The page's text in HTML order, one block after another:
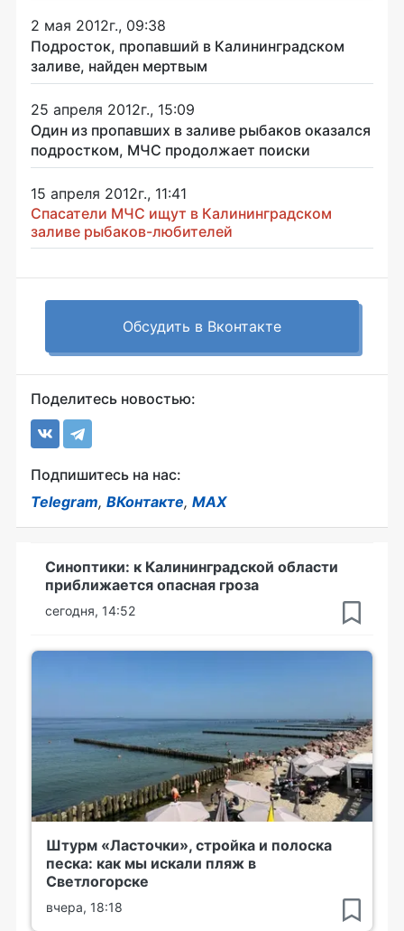
2 мая 2012г., 09:38
Подросток, пропавший в Калининградском
заливе, найден мертвым
25 апреля 2012г., 15:09
Один из пропавших в заливе рыбаков оказался
подростком, МЧС продолжает поиски
15 апреля 2012г., 11:41
Спасатели МЧС ищут в Калининградском
заливе рыбаков-любителей
Обсудить в Вконтакте
Поделитесь новостью:
Подпишитесь на нас:
Telegram, ВКонтакте, MAX
Синоптики: к Калининградской области
приближается опасная гроза
сегодня, 14:52
Штурм «Ласточки», стройка и полоска
песка: как мы искали пляж в
Светлогорске
вчера, 18:18